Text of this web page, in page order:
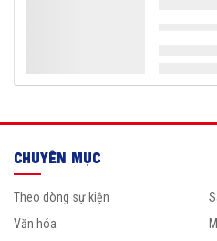
CHUYÊN MỤC
Theo dòng sự kiện
Văn hóa